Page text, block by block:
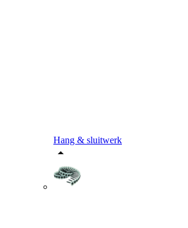
Hang & sluitwerk